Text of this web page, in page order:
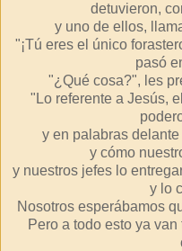
detuvieron,
y uno de ellos,
"¡Tú eres el único
pasó
"¿Qué cosa?", les
"Lo referente a Jesús,
y en palabras
y cómo
y nuestros jefes lo
y lo
Nosotros esperábamos
Pero a todo esto ya